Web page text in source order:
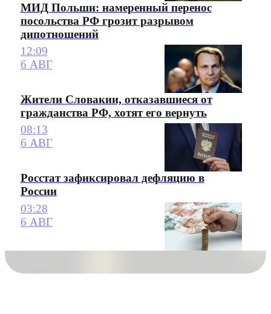
МИД Польши: намеренный перенос
посольства РФ грозит разрывом
дипотношений
12:09
6 АВГ
Жители Словакии, отказавшиеся от
гражданства РФ, хотят его вернуть
08:13
6 АВГ
Росстат зафиксировал дефляцию в
России
03:28
6 АВГ